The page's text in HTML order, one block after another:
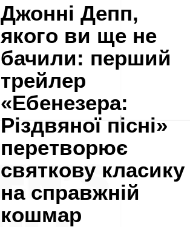
Джонні Депп,
якого ви ще не
бачили: перший
трейлер
«Ебенезера:
Різдвяної пісні»
перетворює
святкову класику
на справжній
кошмар